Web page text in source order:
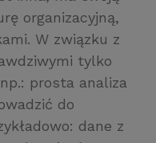
organizacyjną,
W związku z
tylko
prosta analiza
do
dane z